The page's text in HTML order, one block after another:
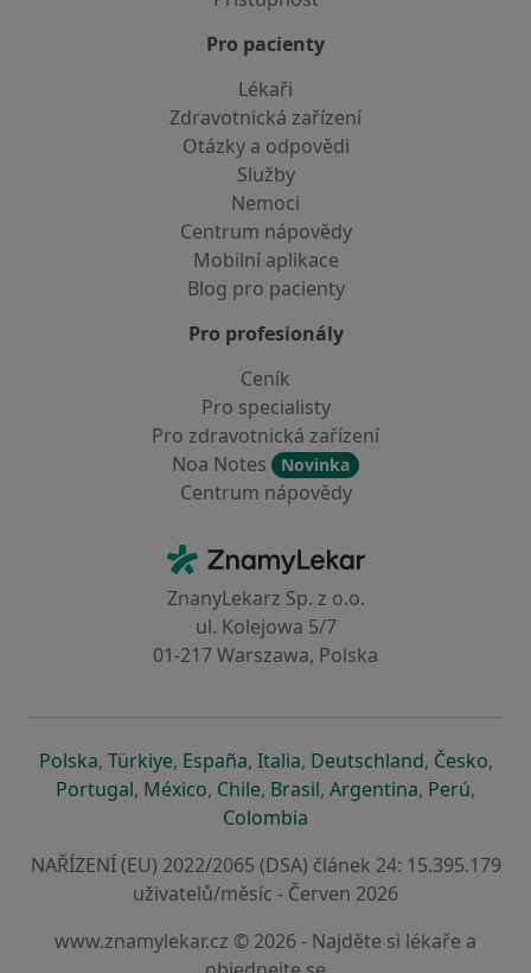
Pro pacienty
Lékaři
Zdravotnická zařízení
Otázky a odpovědi
Služby
Nemoci
Centrum nápovědy
Mobilní aplikace
Blog pro pacienty
Pro profesionály
Ceník
Pro specialisty
Pro zdravotnická zařízení
Noa Notes
Novinka
Centrum nápovědy
ZnamyLekar - Hlavní stránka
ZnanyLekarz Sp. z o.o.
ul. Kolejowa 5/7
01-217 Warszawa, Polska
Polskase otevře v nové záložce
, Türkiyese otevře v nové záložce
, Españase otevře v nové záložce
, Italiase otevře v nové záložce
, Deutschlandse otevře v
, Českose
,
Portugalse otevře v nové záložce
, Méxicose otevře v nové záložce
, Chilese otevře v nové záložce
, Brasilse otevře v nové
, Argentinase otevře v
, Perúse
,
Colombia
NAŘÍZENÍ (EU) 2022/2065 (DSA) článek 24: 15.395.179
uživatelů/měsíc - Červen 2026
www.znamylekar.cz © 2026 - Najděte si lékaře a